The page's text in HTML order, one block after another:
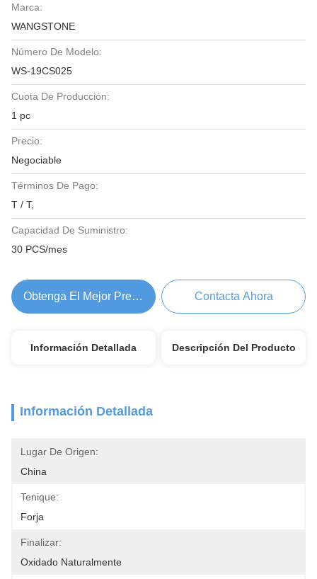
Marca:
WANGSTONE
Número De Modelo:
WS-19CS025
Cuota De Producción:
1 pc
Precio:
Negociable
Términos De Pago:
T / T,
Capacidad De Suministro:
30 PCS/mes
Obtenga El Mejor Precio Contacta Ahora
Información Detallada Descripción Del Producto
Información Detallada
Lugar De Origen:
China
Tenique:
Forja
Finalizar:
Oxidado Naturalmente